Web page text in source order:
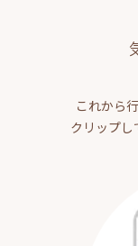
これから
クリップし